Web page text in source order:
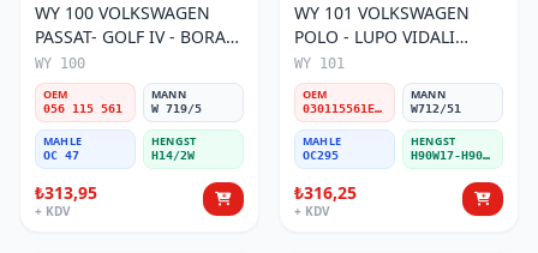
WY 100 VOLKSWAGEN
PASSAT- GOLF IV - BORA
056 115 561 Yağ Filtresi
WY 100
OEM
056 115 561
MANN
W 719/5
MAHLE
OC 47
HENGST
H14/2W
₺313,95
+ KDV
WY 101 VOLKSWAGEN
POLO - LUPO VIDALI
030115561E Yağ Filtresi
WY 101
OEM
030115561E / 030115561AA / 030115561AB / 030115561AD
MANN
W712/51
MAHLE
OC295
HENGST
H90W17-H90W11
₺316,25
+ KDV